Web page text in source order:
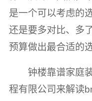
是一个可以考虑的
还是要多对比、多
预算做出最合适的选
钟楼靠谱家庭
程有限公司来解读